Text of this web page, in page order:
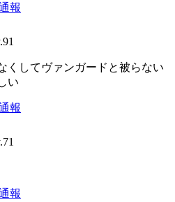
報
くしてヴァンガードと被らない
い
報
報